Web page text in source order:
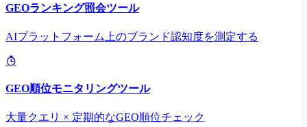
GEOランキング照会ツール
AIプラットフォーム上のブランド認知度を測定する
GEO順位モニタリングツール
大量クエリ × 定期的なGEO順位チェック